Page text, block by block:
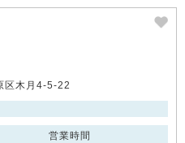
区木月4-5-22
営業時間